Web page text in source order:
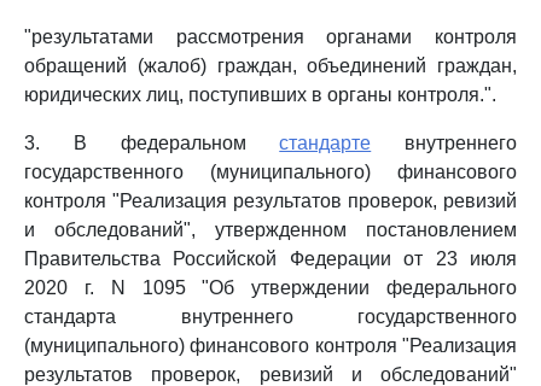
"результатами рассмотрения органами контроля
обращений (жалоб) граждан, объединений граждан,
юридических лиц, поступивших в органы контроля.".
3. В федеральномстандарте внутреннего
государственного (муниципального) финансового
контроля "Реализация результатов проверок, ревизий
и обследований", утвержденном постановлением
Правительства Российской Федерации от 23 июля
2020 г. N 1095 "Об утверждении федерального
стандарта внутреннего государственного
(муниципального) финансового контроля "Реализация
результатов проверок, ревизий и обследований"